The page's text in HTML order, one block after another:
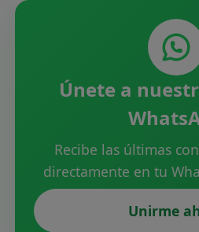
Únete a
Recibe las últimas
directamente en tu
Unirme